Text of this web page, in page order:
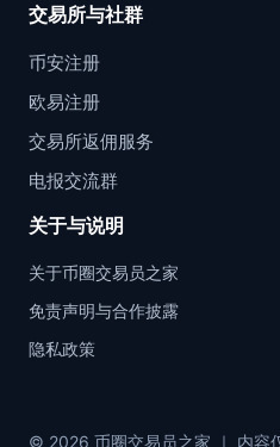
交易所与社群
币安注册
欧易注册
交易所返佣服务
电报交流群
关于与说明
关于币圈交易员之家
免责声明与合作披露
隐私政策
© 2026 币圈交易员之家 ｜ 内容